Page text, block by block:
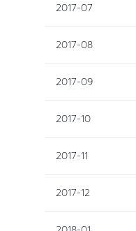
2017-07
2017-08
2017-09
2017-10
2017-11
2017-12